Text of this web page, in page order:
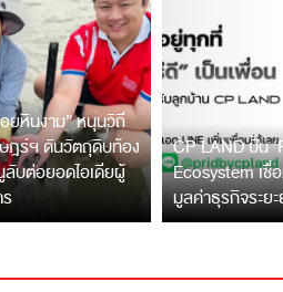
ยหินงาม” หนุนวิถี
ฎร์ฯ ดันวัตถุดิบท้อง
ลับต่อยอดไอเดียผู้
CP LAND ปั้น
Ecosystem เ
มูลค่าธุรกิจระย